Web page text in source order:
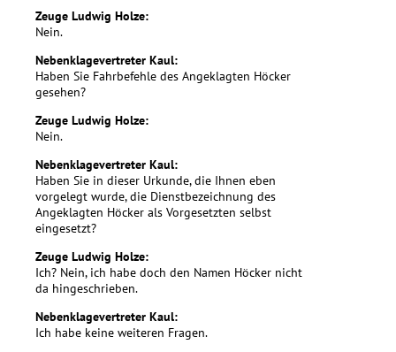
Zeuge Ludwig Holze:
Nein.
Nebenklagevertreter Kaul:
Haben Sie Fahrbefehle des Angeklagten Höcker
gesehen?
Zeuge Ludwig Holze:
Nein.
Nebenklagevertreter Kaul:
Haben Sie in dieser Urkunde, die Ihnen eben
vorgelegt wurde, die Dienstbezeichnung des
Angeklagten Höcker als Vorgesetzten selbst
eingesetzt?
Zeuge Ludwig Holze:
Ich? Nein, ich habe doch den Namen Höcker nicht
da hingeschrieben.
Nebenklagevertreter Kaul:
Ich habe keine weiteren Fragen.